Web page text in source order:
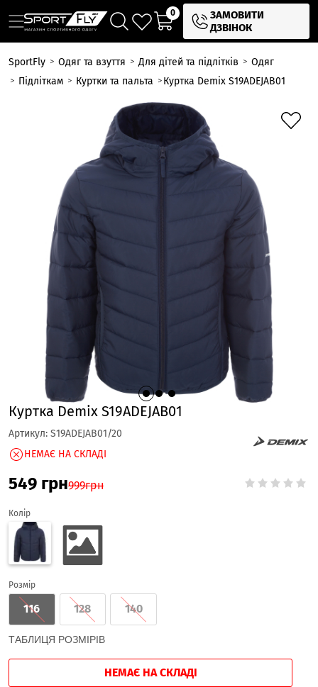
0
ЗАМОВИТИ
ДЗВІНОК
SportFly Одяг та взуття Для дітей та підлітків
Одяг
Підліткам
Куртки та пальта Куртка Demix S19ADEJAB01
Куртка Demix S19ADEJAB01
Артикул: S19ADEJAB01/20
НЕМАЄ НА СКЛАДІ
549 грн999грн
Колір
Розмір
116 128 140
ТАБЛИЦЯ РОЗМІРІВ
НЕМАЄ НА СКЛАДІ